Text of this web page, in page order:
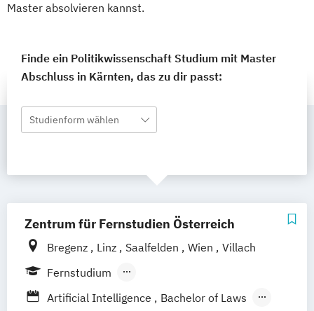
Master absolvieren kannst.
Finde ein Politikwissenschaft Studium mit Master
Abschluss in Kärnten, das zu dir passt:
Studienform wählen
Zentrum für Fernstudien Österreich
Bregenz Linz Saalfelden Wien
Villach
Fernstudium
Berufsbegleitendes Präsenzstudium
Artificial Intelligence
Bachelor of Laws